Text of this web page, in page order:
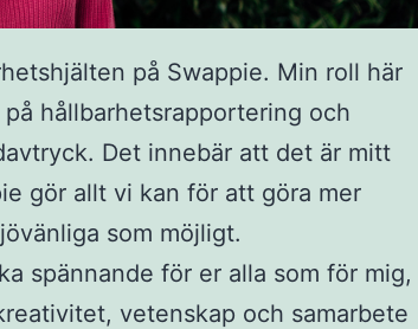
på Swappie. Min roll här
hållbarhetsrapportering och
Det innebär att det är mitt
gör allt vi kan för att göra mer
som möjligt.
spännande för er alla som för mig,
vetenskap och samarbete